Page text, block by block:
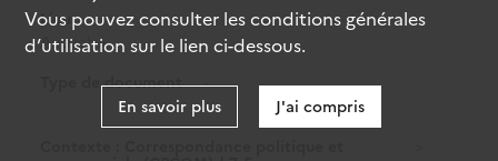
Lieu
Autriche
Type de document
-
Vous pouvez consulter les conditions générales
d’utilisation sur le lien ci-dessous.
En savoir plus J'ai compris